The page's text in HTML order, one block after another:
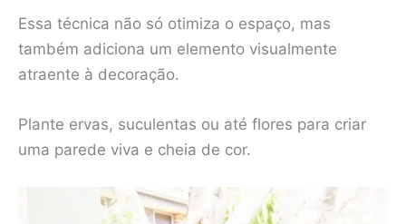
Essa técnica não só otimiza o espaço, mas
também adiciona um elemento visualmente
atraente à decoração.
Plante ervas, suculentas ou até flores para criar
uma parede viva e cheia de cor.